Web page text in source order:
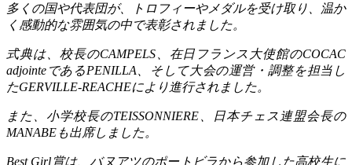
多くの国や代表団が、トロフィーやメダルを受け取り、温か
く感動的な雰囲気の中で表彰されました。
式典は、校長のCAMPELS、在日フランス大使館のCOCAC
adjointe であるPENILLA、そして大会の運営・調整を担当し
たGERVILLE-REACHEにより進行されました。
また、小学校長のTEISSONNIERE、日本チェス連盟会長の
MANABE も出席しました。
Best Girl 賞は、バヌアツのポートビラから参加した高校生に